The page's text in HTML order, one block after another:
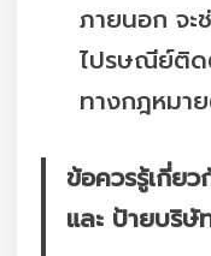
ภายนอก จะ
ไปรษณีย์ติด
ทางกฎหมา
ข้อควรรู้เกี่ย
และ ป้ายบริษั